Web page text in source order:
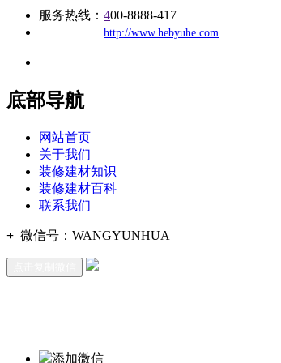
服务热线： 400-8888-417
http://www.hebyuhe.com
底部导航
网站首页
关于我们
装修建材知识
装修建材百科
联系我们
+ 微信号： WANGYUNHUA
添加微信